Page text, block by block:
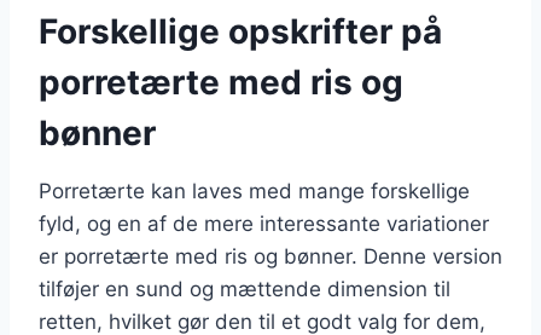
Forskellige opskrifter på
porretærte med ris og
bønner
Porretærte kan laves med mange forskellige
fyld, og en af de mere interessante variationer
er porretærte med ris og bønner. Denne version
tilføjer en sund og mættende dimension til
retten, hvilket gør den til et godt valg for dem,